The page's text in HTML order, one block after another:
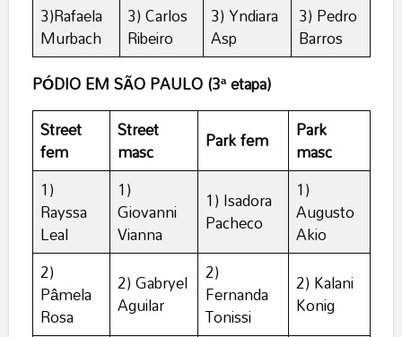
3)Rafaela
Murbach
3) Carlos
Ribeiro
3) Yndiara
Asp
3) Pedro
Barros
PÓDIO EM SÃO PAULO (3ª etapa)
Street
fem
Street
masc Park fem Park
masc
1)
Rayssa
Leal
1)
Giovanni
Vianna
1) Isadora
Pacheco
1)
Augusto
Akio
2)
Pâmela
Rosa
2) Gabryel
Aguilar
2)
Fernanda
Tonissi
2) Kalani
Konig